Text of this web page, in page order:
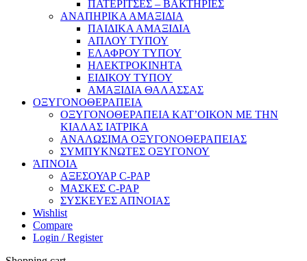
ΠΑΤΕΡΙΤΣΕΣ – ΒΑΚΤΗΡΙΕΣ
ΑΝΑΠΗΡΙΚΑ ΑΜΑΞΙΔΙΑ
ΠΑΙΔΙΚΑ ΑΜΑΞΙΔΙΑ
ΑΠΛΟΥ ΤΥΠΟΥ
ΕΛΑΦΡΟΥ ΤΥΠΟΥ
ΗΛΕΚΤΡΟΚΙΝΗΤΑ
ΕΙΔΙΚΟΥ ΤΥΠΟΥ
ΑΜΑΞΙΔΙΑ ΘΑΛΑΣΣΑΣ
ΟΞΥΓΟΝΟΘΕΡΑΠΕΙΑ
ΟΞΥΓΟΝΟΘΕΡΑΠΕΙΑ ΚΑΤ’ΟΙΚΟΝ ΜΕ ΤΗΝ
ΚΙΑΛΑΣ ΙΑΤΡΙΚΑ
ΑΝΑΛΩΣΙΜΑ ΟΞΥΓΟΝΟΘΕΡΑΠΕΙΑΣ
ΣΥΜΠΥΚΝΩΤΕΣ ΟΞΥΓΟΝΟΥ
ΆΠΝΟΙΑ
ΑΞΕΣΟΥΑΡ C-PAP
ΜΑΣΚΕΣ C-PAP
ΣΥΣΚΕΥΕΣ ΑΠΝΟΙΑΣ
Wishlist
Compare
Login / Register